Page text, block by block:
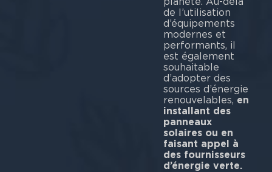
de l’utilisation
d’équipements
modernes et
performants, il
est également
souhaitable
d’adopter des
sources d’énergie
renouvelables, en
installant des
panneaux
solaires ou en
faisant appel à
des fournisseurs
d’énergie verte.